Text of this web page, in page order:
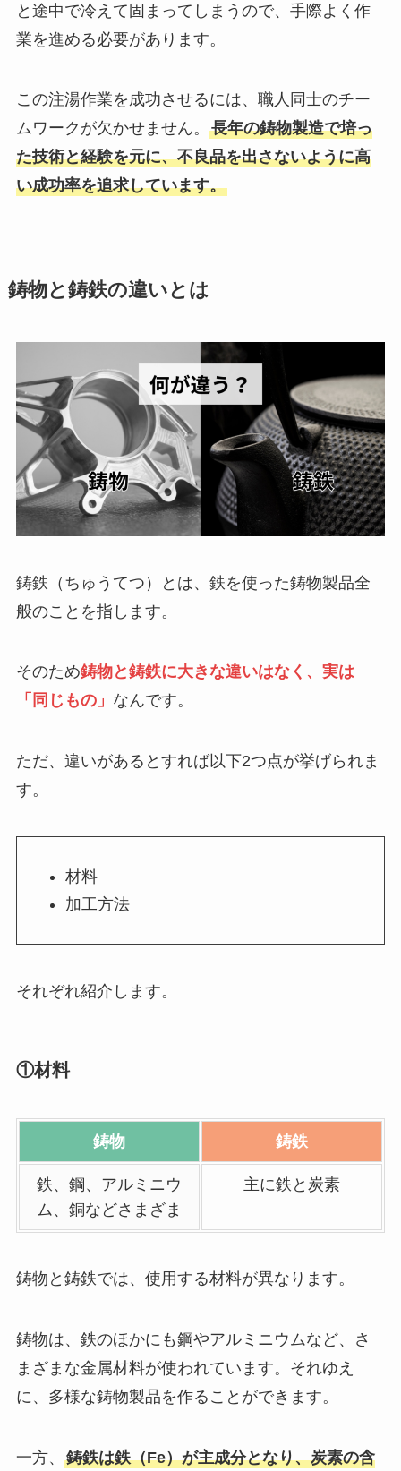
と途中で冷えて固まってしまうので、手際よく作
業を進める必要があります。
この注湯作業を成功させるには、職人同士のチー
ムワークが欠かせません。 長年の鋳物製造で培っ
た技術と経験を元に、不良品を出さないように高
い成功率を追求しています。
鋳物と鋳鉄の違いとは
鋳鉄（ちゅうてつ）とは、鉄を使った鋳物製品全
般のことを指します。
そのため鋳物と鋳鉄に大きな違いはなく、実は
「同じもの」 なんです。
ただ、違いがあるとすれば以下2つ点が挙げられま
す。
材料
加工方法
それぞれ紹介します。
①材料
鋳物 鋳鉄
鉄、鋼、アルミニウ
ム、銅などさまざま
主に鉄と炭素
鋳物と鋳鉄では、使用する材料が異なります。
鋳物は、鉄のほかにも鋼やアルミニウムなど、さ
まざまな金属材料が使われています。それゆえ
に、多様な鋳物製品を作ることができます。
一方、 鋳鉄は鉄（Fe）が主成分となり、炭素の含